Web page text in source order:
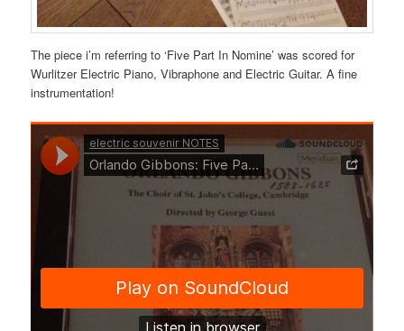
The piece i’m referring to ‘Five Part In Nomine’ was scored for
Wurlitzer Electric Piano, Vibraphone and Electric Guitar. A fine
instrumentation!